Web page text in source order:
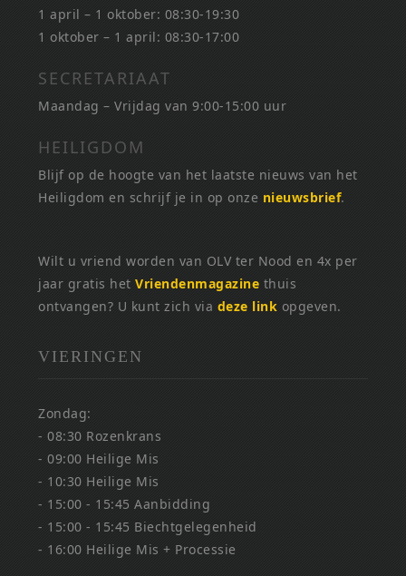
1 april – 1 oktober: 08:30-19:30
1 oktober – 1 april: 08:30-17:00
SECRETARIAAT
Maandag – Vrijdag van 9:00-15:00 uur
HEILIGDOM
Blijf op de hoogte van het laatste nieuws van het
Heiligdom en schrijf je in op onze nieuwsbrief.
Wilt u vriend worden van OLV ter Nood en 4x per
jaar gratis hetVriendenmagazine thuis
ontvangen? U kunt zich via deze link opgeven.
VIERINGEN
Zondag:
- 08:30 Rozenkrans
- 09:00 Heilige Mis
- 10:30 Heilige Mis
- 15:00 - 15:45 Aanbidding
- 15:00 - 15:45 Biechtgelegenheid
- 16:00 Heilige Mis + Processie